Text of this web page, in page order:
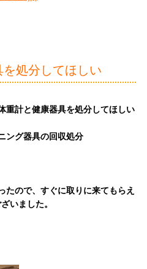
処分してほしい
重計と健康器具を処分してほしい
ング器具の回収処分
たので、すぐに取りに来てもらえ
いました。